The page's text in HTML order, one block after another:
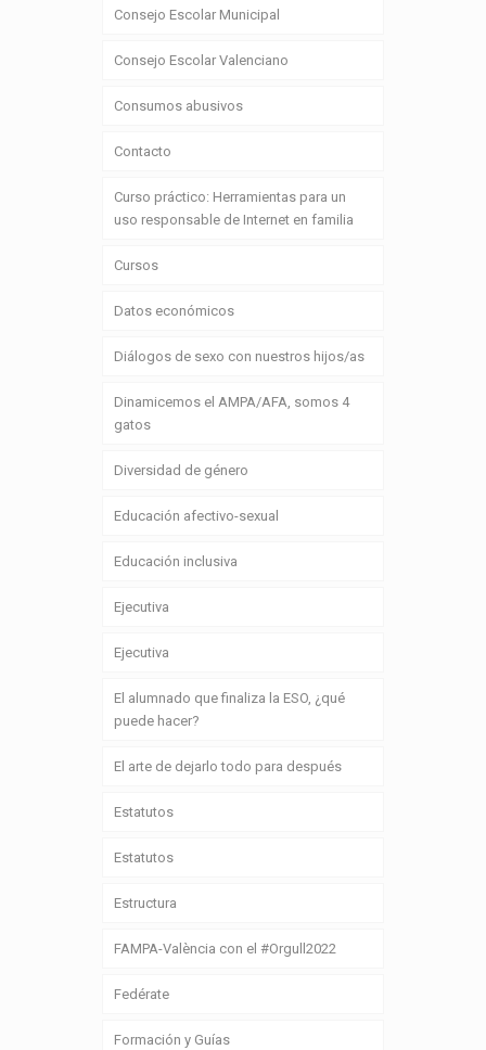
Consejo Escolar Municipal
Consejo Escolar Valenciano
Consumos abusivos
Contacto
Curso práctico: Herramientas para un
uso responsable de Internet en familia
Cursos
Datos económicos
Diálogos de sexo con nuestros hijos/as
Dinamicemos el AMPA/AFA, somos 4
gatos
Diversidad de género
Educación afectivo-sexual
Educación inclusiva
Ejecutiva
Ejecutiva
El alumnado que finaliza la ESO, ¿qué
puede hacer?
El arte de dejarlo todo para después
Estatutos
Estatutos
Estructura
FAMPA-València con el #Orgull2022
Fedérate
Formación y Guías